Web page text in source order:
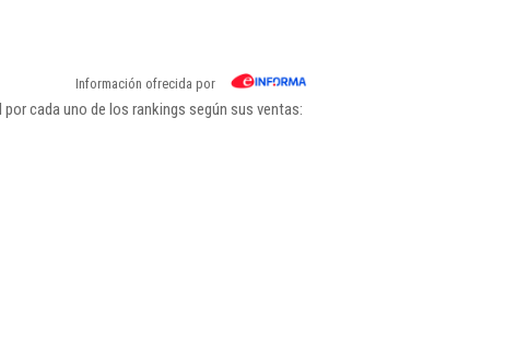
Información ofrecida por
cada uno de los rankings según sus ventas: